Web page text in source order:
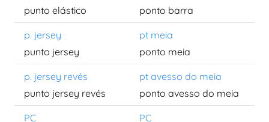
punto elástico
ponto barra
p. jersey
pt meia
punto jersey
ponto meia
p. jersey revés
pt avesso do meia
punto jersey revés
ponto avesso do meia
PC
PC